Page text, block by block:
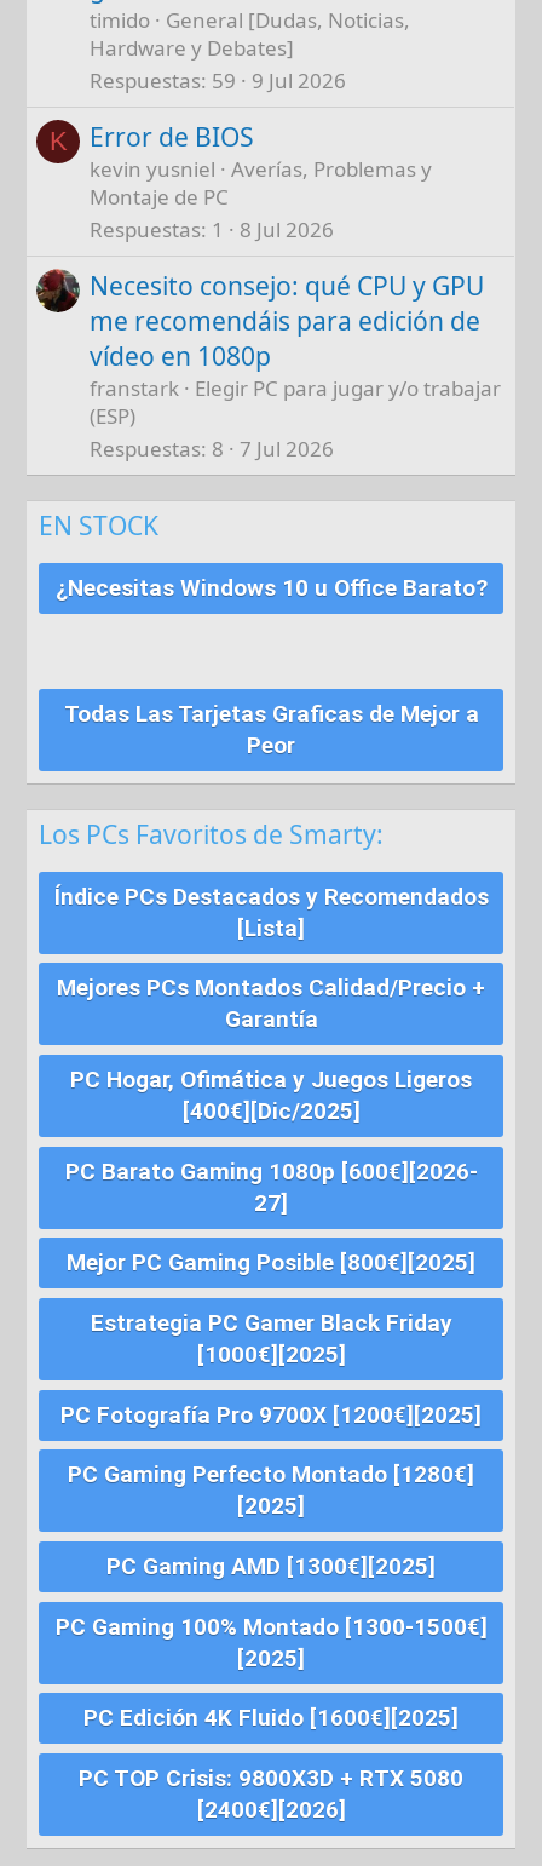
timido
General [Dudas, Noticias,
Hardware y Debates]
Respuestas 59 9 Jul 2026
K Error de BIOS
kevin yusniel
Averías, Problemas y
Montaje de PC
Respuestas 1 8 Jul 2026
Necesito consejo: qué CPU y GPU
me recomendáis para edición de
vídeo en 1080p
franstark
Elegir PC para jugar y/o trabajar
(ESP)
Respuestas 8 7 Jul 2026
EN STOCK
¿Necesitas Windows 10 u Office Barato?
Todas Las Tarjetas Graficas de Mejor a
Peor
Los PCs Favoritos de Smarty:
Índice PCs Destacados y Recomendados
[Lista]
Mejores PCs Montados Calidad/Precio +
Garantía
PC Hogar, Ofimática y Juegos Ligeros
[400€][Dic/2025]
PC Barato Gaming 1080p [600€][2026-
27]
Mejor PC Gaming Posible [800€][2025]
Estrategia PC Gamer Black Friday
[1000€][2025]
PC Fotografía Pro 9700X [1200€][2025]
PC Gaming Perfecto Montado [1280€]
[2025]
PC Gaming AMD [1300€][2025]
PC Gaming 100% Montado [1300-1500€]
[2025]
PC Edición 4K Fluido [1600€][2025]
PC TOP Crisis: 9800X3D + RTX 5080
[2400€][2026]